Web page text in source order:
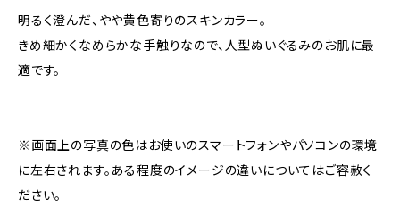
明るく澄んだ、やや黄色寄りのスキンカラー。
きめ細かくなめらかな手触りなので、人型ぬいぐるみのお肌に最
適です。
※画面上の写真の色はお使いのスマートフォンやパソコンの環境
に左右されます。ある程度のイメージの違いについてはご容赦く
ださい。